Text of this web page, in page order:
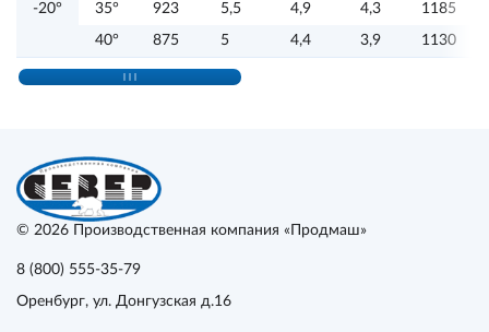
-20° 35° 923 5,5 4,9 4,3 1185
40° 875 5 4,4 3,9 1130
© 2026 Производственная компания «Продмаш»
8 (800) 555-35-79
Оренбург, ул. Донгузская д.16